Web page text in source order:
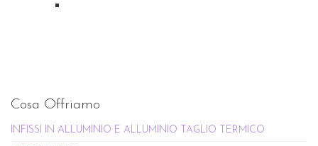
Cosa Offriamo
INFISSI IN ALLUMINIO E ALLUMINIO TAGLIO TERMICO